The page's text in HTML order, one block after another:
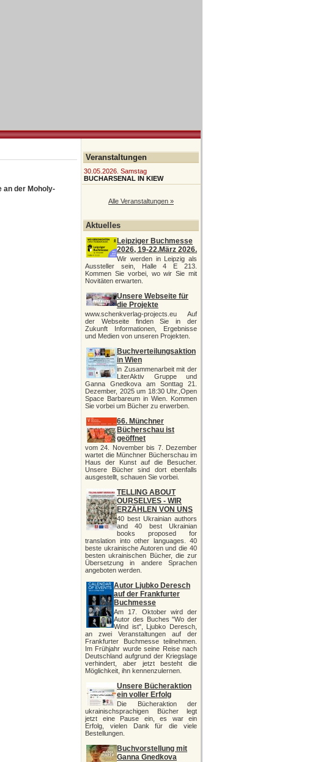
an der Moholy-
Veranstaltungen
30.05.2026. Samstag
BUCHARSENAL IN KIEW
Alle Veranstaltungen »
Aktuelles
Leipziger Buchmesse
2026, 19-22.März 2026.
Wir werden in Leipzig als
Aussteller sein, Halle 4 E 213.
Kommen Sie vorbei, wo wir Sie mit
Novitäten erwarten.
Unsere Webseite für
die Projekte
www.schenkverlag-projects.eu Auf
der Webseite finden Sie in der
Zukunft Informationen, Ergebnisse
und Medien von unseren Projekten.
Buchverteilungsaktion
in Wien
in Zusammenarbeit mit der
LiterAktiv Gruppe und
Ganna Gnedkova am Sonttag 21.
Dezember, 2025 um 18:30 Uhr.,Open
Space Barbareum in Wien. Kommen
Sie vorbei um Bücher zu erwerben.
66. Münchner
Bücherschau ist
geöffnet
vom 24. November bis 7. Dezember
wartet die Münchner Bücherschau im
Haus der Kunst auf die Besucher.
Unsere Bücher sind dort ebenfalls
ausgestellt, schauen Sie vorbei.
TELLING ABOUT
OURSELVES - WIR
ERZÄHLEN VON UNS
40 best Ukrainian authors
and 40 best Ukrainian
books proposed for
translation into other languages. 40
beste ukrainische Autoren und die 40
besten ukrainischen Bücher, die zur
Übersetzung in andere Sprachen
angeboten werden.
Autor Ljubko Deresch
auf der Frankfurter
Buchmesse
Am 17. Oktober wird der
Autor des Buches "Wo der
Wind ist", Ljubko Deresch,
an zwei Veranstaltungen auf der
Frankfurter Buchmesse teilnehmen.
Im Frühjahr wurde seine Reise nach
Deutschland aufgrund der Kriegslage
verhindert, aber jetzt besteht die
Möglichkeit, ihn kennenzulernen.
Unsere Bücheraktion
ein voller Erfolg
Die Bücheraktion der
ukrainischsprachigen Bücher legt
jetzt eine Pause ein, es war ein
Erfolg, vielen Dank für die viele
Bestellungen.
Buchvorstellung mit
Ganna Gnedkova